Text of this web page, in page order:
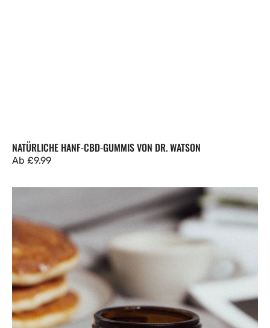
NATÜRLICHE HANF-CBD-GUMMIS VON DR. WATSON
Regulärer
Ab £9.99
600
mit
Vitamin
D3